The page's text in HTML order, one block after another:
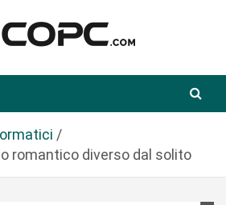
romantico diverso dal solito